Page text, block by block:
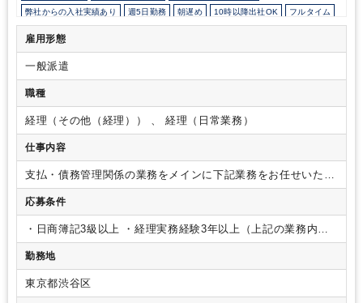
弊社からの入社実績あり 週5日勤務 朝遅め 10時以降出社OK フルタイム
パーテーション区切りあり オフィスが分煙 派遣スタッフ活躍中
ルーティンワークがメイン
土日祝休み
雇用形態
一般派遣
職種
経理（その他（経理）） 、 経理（日常業務）
仕事内容
支払・債務管理関係の業務をメインに下記業務をお任せいたし
ます！・売掛金・前受金・売上に関する業務全般（仕訳入
力、管理資料作成など）、
他)・その他経理財務に関する業務・上場企業決算の為、四半
期毎に監査や開示で必要な資料の作成・更新 (Excel.他)
版のもの、会計士からこの数字が見たいというオーダーがあっ
たもの)
応募条件
・日商簿記3級以上
・経理実務経験3年以上（上記の業務内容
のご経験がある方）・PCスキル（vlookup等の主要な関数や
pivot機能をご使用になれる方）
勤務地
東京都渋谷区